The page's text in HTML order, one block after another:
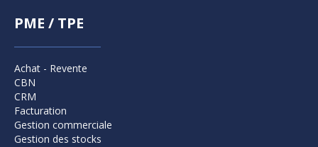
PME / TPE
Achat - Revente
CBN
CRM
Facturation
Gestion commerciale
Gestion des stocks